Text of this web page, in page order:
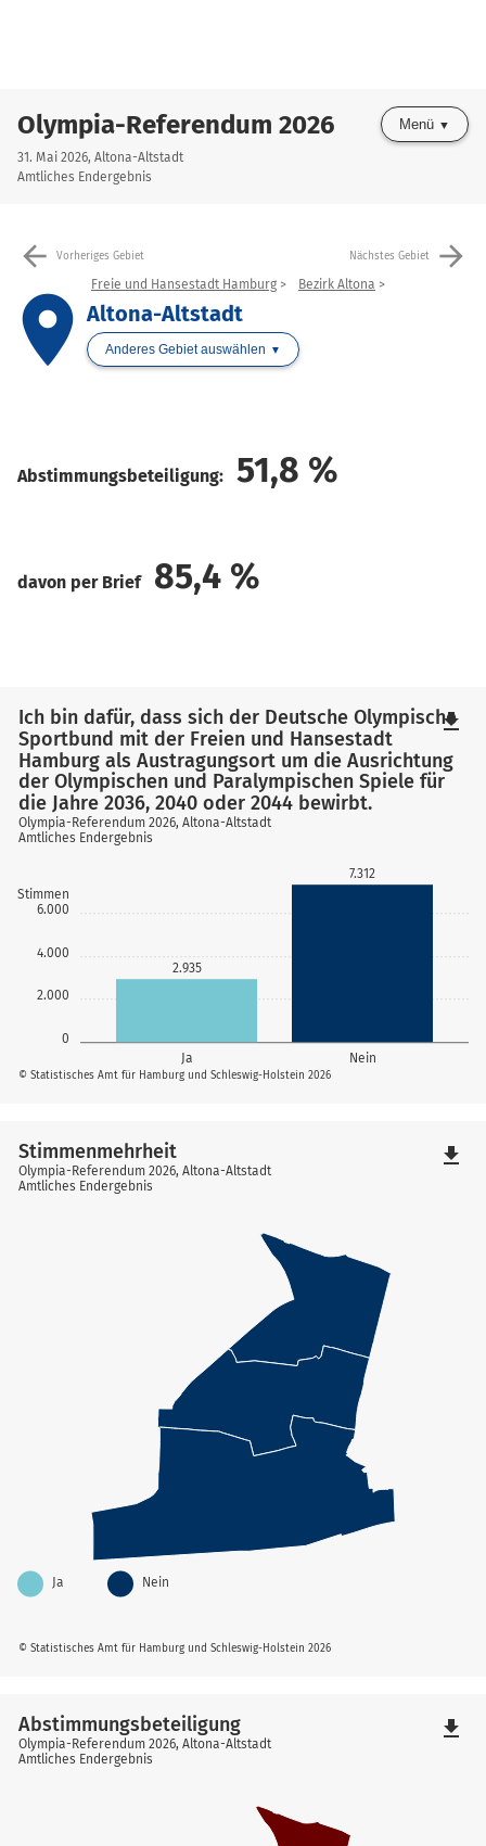
Olympia-Referendum 2026
31. Mai 2026, Altona-Altstadt
Amtliches Endergebnis
Menü
arrow_back Vorheriges Gebiet Nächstes Gebiet arrow_forward
place
Freie und Hansestadt Hamburg Bezirk Altona
Altona-Altstadt
Anderes Gebiet auswählen
Abstimmungsbeteiligung: 51,8 %
davon per Brief 85,4 %
0
2.000
4.000
6.000
Stimmen
Ja Nein
2.935
7.312
© Statistisches Amt für Hamburg und Schleswig-Holstein 2026
Ich bin dafür, dass sich der Deutsche Olympische
Sportbund mit der Freien und Hansestadt
Hamburg als Austragungsort um die Ausrichtung
der Olympischen und Paralympischen Spiele für
die Jahre 2036, 2040 oder 2044 bewirbt.
Olympia-Referendum 2026, Altona-Altstadt
Amtliches Endergebnis
file_download
© Statistisches Amt für Hamburg und Schleswig-Holstein 2026
Stimmenmehrheit
Olympia-Referendum 2026, Altona-Altstadt
Amtliches Endergebnis
Ja Nein
file_download
Abstimmungsbeteiligung
Olympia-Referendum 2026, Altona-Altstadt
Amtliches Endergebnis
file_download